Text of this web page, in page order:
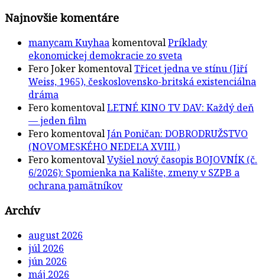
Najnovšie komentáre
manycam KuyhaakomentovalPríklady
ekonomickej demokracie zo sveta
Fero JokerkomentovalTřicet jedna ve stínu (Jiří
Weiss, 1965), československo-britská existenciálna
dráma
FerokomentovalLETNÉ KINO TV DAV: Každý deň
— jeden film
FerokomentovalJán Poničan: DOBRODRUŽSTVO
(NOVOMESKÉHO NEDEĽA XVIII.)
FerokomentovalVyšiel nový časopis BOJOVNÍK (č.
6/2026): Spomienka na Kalište, zmeny v SZPB a
ochrana pamätníkov
Archív
august 2026
júl 2026
jún 2026
máj 2026